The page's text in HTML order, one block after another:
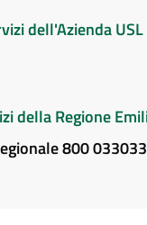
dell'Azienda
della Regione
800 033033